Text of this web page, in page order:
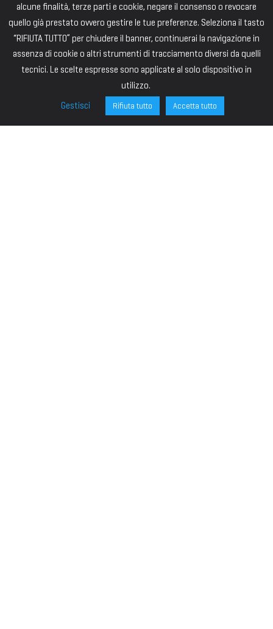
alcune finalità, terze parti e cookie, negare il consenso o revocare
quello già prestato ovvero gestire le tue preferenze. Seleziona il tasto
“RIFIUTA TUTTO” per chiudere il banner, continuerai la navigazione in
assenza di cookie o altri strumenti di tracciamento diversi da quelli
tecnici. Le scelte espresse sono applicate al solo dispositivo in
utilizzo.
Gestisci
Rifiuta tutto Accetta tutto